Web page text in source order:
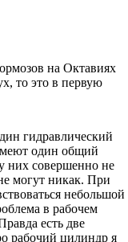
на Октавиях
то это в первую
гидравлический
один общий
них совершенно не
могут никак. При
небольшой
в рабочем
есть две
рабочий цилиндр я